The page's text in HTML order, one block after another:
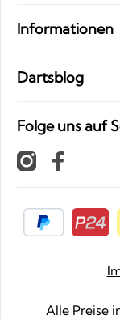
Informationen
Dartsblog
Folge uns auf
Alle Preise